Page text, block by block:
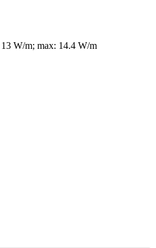
W/m; max: 14.4 W/m